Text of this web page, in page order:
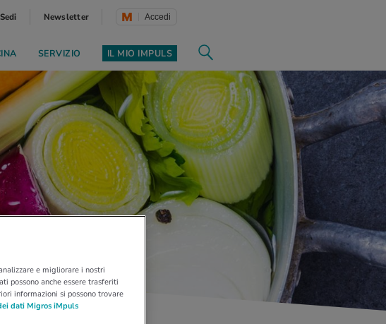
Sedi Newsletter Accedi
SERVIZIO IL MIO IMPULS
e migliorare i nostri
possono anche essere trasferiti
informazioni si possono trovare
dati Migros iMpuls